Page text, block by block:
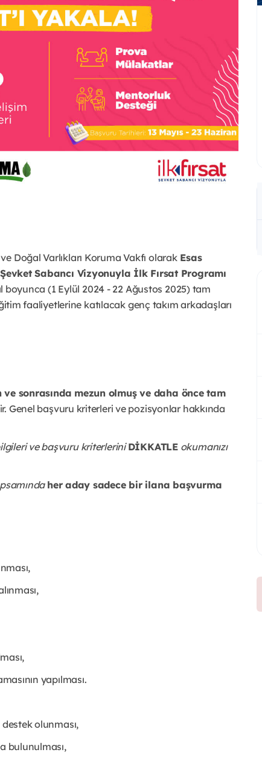
Doğal Varlıkları Koruma Vakfı olarakEsas
Sabancı Vizyonuyla İlk Fırsat Programı
boyunca (1 Eylül 2024 - 22 Ağustos 2025) tam
faaliyetlerine katılacak genç takım arkadaşları
ve sonrasında mezun olmuş ve daha önce tam
Genel başvuru kriterleri ve pozisyonlar hakkında
ve başvuru kriterleriniDİKKATLE okumanızı
her aday sadece bir ilana başvurma
yapılması.
olunması,
bulunulması,